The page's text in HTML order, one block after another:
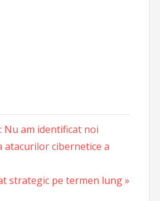
Nu am identificat noi
cibernetice a
strategic pe termen lung